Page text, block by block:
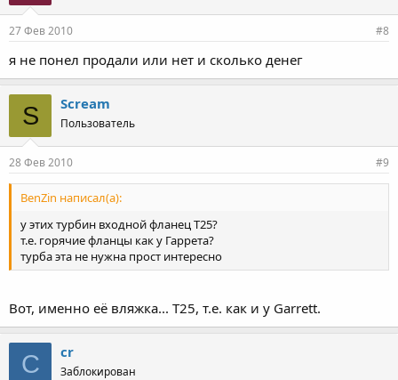
27 Фев 2010 #8
я не понел продали или нет и сколько денег
S Scream
Пользователь
28 Фев 2010 #9
BenZin написал(а):
у этих турбин входной фланец Т25?
т.е. горячие фланцы как у Гаррета?
турба эта не нужна прост интересно
Вот, именно её вляжка... Т25, т.е. как и у Garrett.
C cr
Заблокирован